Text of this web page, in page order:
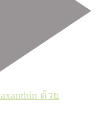
ด้วย